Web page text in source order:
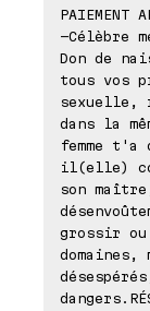
PAIEMENT
-Célèbre
Don de
tous vos
sexuelle,
dans la
femme
il(elle)
son
grossir
domaines,